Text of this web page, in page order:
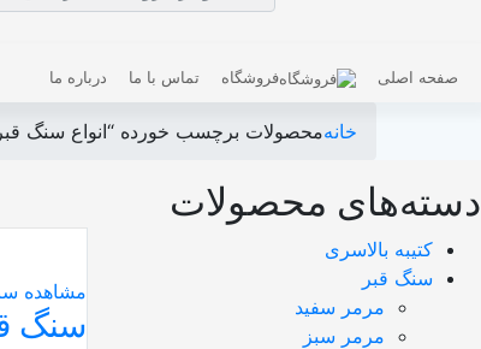
صفحه اصلی فروشگاه تماس با ما درباره ما
خانهمحصولات برچسب خورده “انواع سنگ
دسته‌های محصولات
کتیبه بالاسری
سنگ قبر
مرمر سفید
مرمر سبز
مشاهده
سنگ